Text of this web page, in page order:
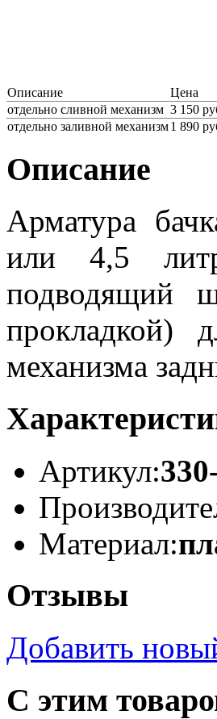
Описание
Цена
отдельно сливной механизм 3 150
отдельно заливной механизм1 890
Описание
Арматура
или 4,5
подводящий
прокладкой)
механизма
Артикул:
Материал:
Отзывы
Добавить
С этим